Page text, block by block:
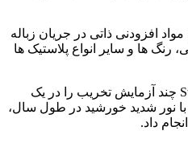
افزودنی ذاتی در جریان زباله
رنگ ها و سایر انواع پلاستیک ها
تابستان گذشته، آزمایشگاه Stache چند آزمایش تخریب را در یک
با نور شدید خورشید در طول سال،
داد.